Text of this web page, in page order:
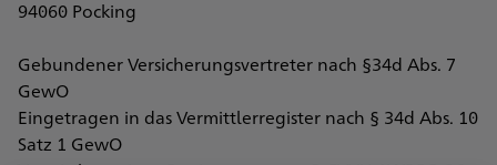
94060 Pocking
Gebundener Versicherungsvertreter nach §34d Abs. 7
GewO
Eingetragen in das Vermittlerregister nach § 34d Abs. 10
Satz 1 GewO